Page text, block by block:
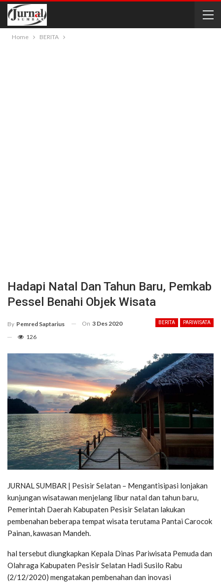
Home BERITA
Hadapi Natal Dan Tahun Baru, Pemkab
Pessel Benahi Objek Wisata
BERITA PARIWISATA
By Pemred Saptarius On 3 Des 2020
126
JURNAL SUMBAR | Pesisir Selatan – Mengantisipasi lonjakan
kunjungan wisatawan menjelang libur natal dan tahun baru,
Pemerintah Daerah Kabupaten Pesisir Selatan lakukan
pembenahan beberapa tempat wisata terutama Pantai Carocok
Painan, kawasan Mandeh.
hal tersebut diungkapkan Kepala Dinas Pariwisata Pemuda dan
Olahraga Kabupaten Pesisir Selatan Hadi Susilo Rabu
(2/12/2020) mengatakan pembenahan dan inovasi